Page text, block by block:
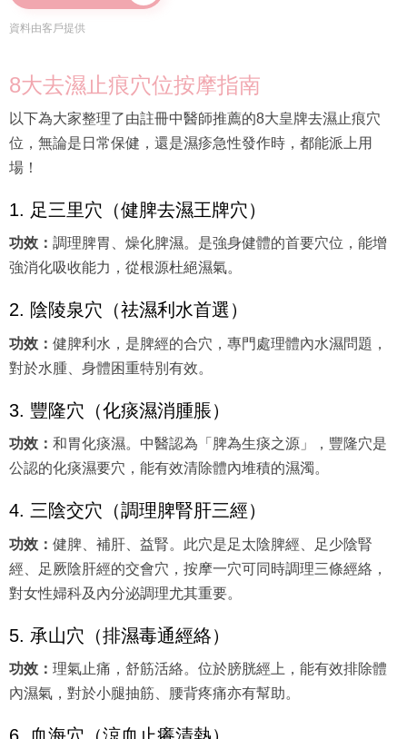
資料由客戶提供
8大去濕止痕穴位按摩指南
以下為大家整理了由註冊中醫師推薦的8大皇牌去濕止痕穴
位，無論是日常保健，還是濕疹急性發作時，都能派上用
場！
1. 足三里穴（健脾去濕王牌穴）
功效： 調理脾胃、燥化脾濕。是強身健體的首要穴位，能增
強消化吸收能力，從根源杜絕濕氣。
2. 陰陵泉穴（祛濕利水首選）
功效： 健脾利水，是脾經的合穴，專門處理體內水濕問題，
對於水腫、身體困重特別有效。
3. 豐隆穴（化痰濕消腫脹）
功效： 和胃化痰濕。中醫認為「脾為生痰之源」，豐隆穴是
公認的化痰濕要穴，能有效清除體內堆積的濕濁。
4. 三陰交穴（調理脾腎肝三經）
功效： 健脾、補肝、益腎。此穴是足太陰脾經、足少陰腎
經、足厥陰肝經的交會穴，按摩一穴可同時調理三條經絡，
對女性婦科及內分泌調理尤其重要。
5. 承山穴（排濕毒通經絡）
功效： 理氣止痛，舒筋活絡。位於膀胱經上，能有效排除體
內濕氣，對於小腿抽筋、腰背疼痛亦有幫助。